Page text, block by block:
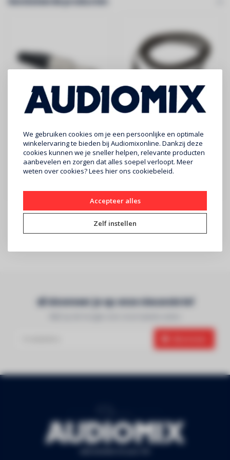
MONOJACK
Mannelijke Mono
Jack connector
6,3mm voor kabel
€3,50
HILEC - Mannelijke Mono
CL-71/6 Mannelijke
stereo 3,5mm mini
Jack / mannelijke
stereo 6,35 Jack
€7,60
HILEC - Mannelijke stereo
mannelijke ster..
Abonneer je op onze nieuwsbrief
We gebruiken cookies om je een persoonlijke en optimale
winkelervaring te bieden bij Audiomixonline. Dankzij deze
cookies kunnen we je sneller helpen, relevante producten
aanbevelen en zorgen dat alles soepel verloopt. Meer
weten over cookies? Lees hierons cookiebeleid.
Accepteer alles
Zelf instellen